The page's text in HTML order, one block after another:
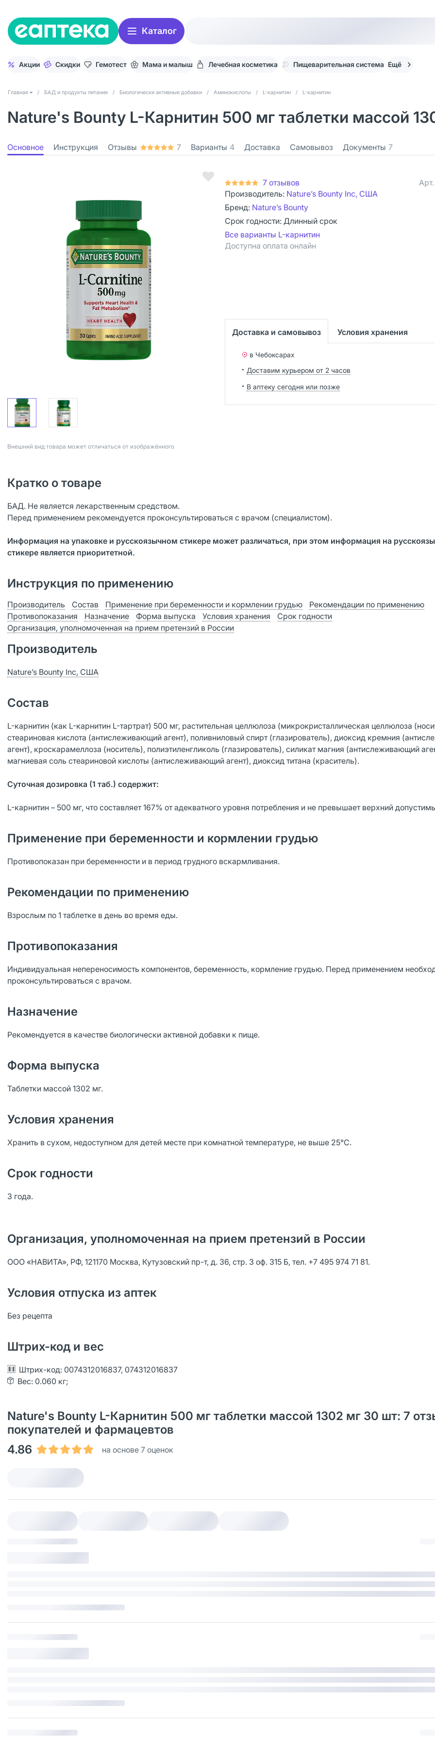
Каталог
Акции Скидки Гемотест Мама и малыш Лечебная косметика Пищеварительная система Ещё
Главная / БАД и продукты питания / Биологически активные добавки / Аминокислоты / L-карнитин / L-карнитин
Nature's Bounty L-Карнитин 500 мг таблетки массой
Основное Инструкция Отзывы 7 Варианты 4 Доставка Самовывоз Документы 7
Bнешний вид товара может отличаться от изображённого
7 отзывов
Производитель: Nature’s Bounty Inc, США
Бренд: Nature’s Bounty
Срок годности: Длинный срок
Все варианты L-карнитин
Доступна оплата онлайн
Доставка и самовывоз Условия хранения
в Чебоксарах
Доставим курьером от 2 часов
В аптеку сегодня или позже
Кратко о товаре
БАД. Не является лекарственным средством.
Перед применением рекомендуется проконсультироваться с врачом (специалистом).
Информация на упаковке и русскоязычном стикере может различаться, при этом информация на
стикере является приоритетной.
Инструкция по применению
Производитель Состав Применение при беременности и кормлении грудью
Рекомендации по применению
Противопоказания
Назначение Форма выпуска Условия хранения
Срок годности
Организация, уполномоченная на прием претензий в России
Производитель
Nature’s Bounty Inc, США
Состав
L-карнитин (как L-карнитин L-тартрат) 500 мг, растительная целлюлоза (микрокристаллическая целлюлоза
стеариновая кислота (антислеживающий агент), поливниловый спирт (глазирователь), диоксид кремния
агент), кроскарамеллоза (носитель), полиэтиленгликоль (глазирователь), силикат магния (антислеживающий
магниевая соль стеариновой кислоты (антислеживающий агент), диоксид титана (краситель).
Суточная дозировка (1 таб.) содержит:
L-карнитин – 500 мг, что составляет 167% от адекватного уровня потребления и не превышает верхний
Применение при беременности и кормлении грудью
Противопоказан при беременности и в период грудного вскармливания.
Рекомендации по применению
Взрослым по 1 таблетке в день во время еды.
Противопоказания
Индивидуальная непереносимость компонентов, беременность, кормление грудью. Перед применением
проконсультироваться с врачом.
Назначение
Рекомендуется в качестве биологически активной добавки к пище.
Форма выпуска
Таблетки массой 1302 мг.
Условия хранения
Хранить в сухом, недоступном для детей месте при комнатной температуре, не выше 25°С.
Срок годности
3 года.
Организация, уполномоченная на прием претензий в России
ООО «НАВИТА», РФ, 121170 Москва, Кутузовский пр-т, д. 36, стр. 3 оф. 315 Б, тел. +7 495 974 71 81.
Условия отпуска из аптек
Без рецепта
Штрих-код и вес
Штрих-код: 0074312016837, 074312016837
Вес: 0.060 кг;
Nature's Bounty L-Карнитин 500 мг таблетки массой 1302 мг 30 шт: 7
покупателей и фармацевтов
4.86
на основе 7 оценок